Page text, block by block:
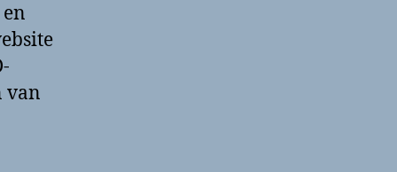
van